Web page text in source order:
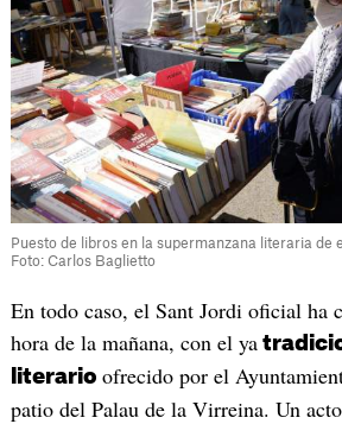
Puesto de libros en la supermanzana literaria de
Foto: Carlos Baglietto
En todo caso, el Sant Jordi oficial ha
hora de la mañana, con el ya
literario ofrecido por el
patio del Palau de la Virreina. Un